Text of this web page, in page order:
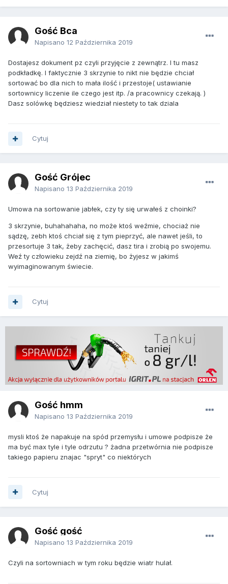
Gość Bca
Napisano 12 Października 2019
Dostajesz dokument pz czyli przyjęcie z zewnątrz. I tu masz
podkładkę. I faktycznie 3 skrzynie to nikt nie będzie chciał
sortować bo dla nich to mała ilość i przestoje( ustawianie
sortownicy liczenie ile czego jest itp. /a pracownicy czekają. )
Dasz solówkę będziesz wiedział niestety to tak dziala
Cytuj
Gość Grójec
Napisano 13 Października 2019
Umowa na sortowanie jabłek, czy ty się urwałeś z choinki?
3 skrzynie, buhahahaha, no może ktoś weźmie, chociaż nie
sądzę, zebh ktoś chciał się z tym pieprzyć, ale nawet jeśli, to
przesortuje 3 tak, żeby zachęcić, dasz tira i zrobią po swojemu.
Weź ty człowieku zejdź na ziemię, bo żyjesz w jakimś
wyimaginowanym świecie.
Cytuj
Gość hmm
Napisano 13 Października 2019
mysli ktoś że napakuje na spód przemysłu i umowe podpisze że
ma być max tyle i tyle odrzutu ? żadna przetwórnia nie podpisze
takiego papieru znajac "spryt" co niektórych
Cytuj
Gość gość
Napisano 13 Października 2019
Czyli na sortowniach w tym roku będzie wiatr hulał.